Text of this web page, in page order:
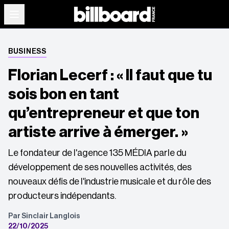
BUSINESS
Florian Lecerf : « Il faut que tu
sois bon en tant
qu’entrepreneur et que ton
artiste arrive à émerger. »
Le fondateur de l'agence 135 MÉDIA parle du
développement de ses nouvelles activités, des
nouveaux défis de l'industrie musicale et du rôle des
producteurs indépendants.
Par Sinclair Langlois
22/10/2025